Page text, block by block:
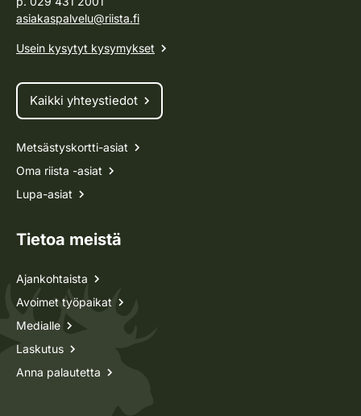
asiakaspalvelu@riista.fi
Usein kysytyt kysymykset
Kaikki yhteystiedot
Metsästyskortti-asiat
Oma riista -asiat
Lupa-asiat
Tietoa meistä
Ajankohtaista
Avoimet työpaikat
Medialle
Laskutus
Anna palautetta